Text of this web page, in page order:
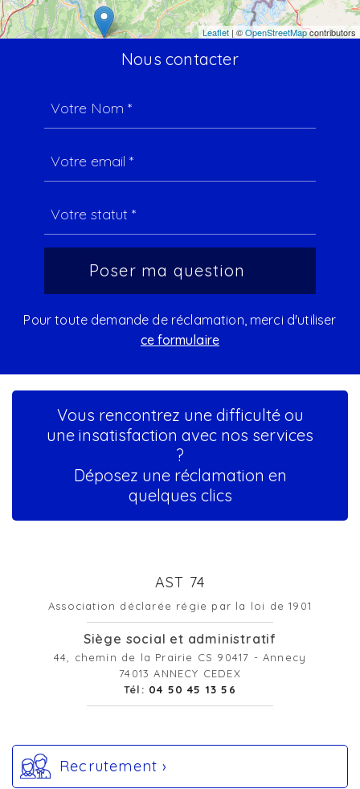
Leaflet | ©OpenStreetMapcontributors
Nous contacter
Pour toute demande de réclamation, merci d'utiliser
ce formulaire
Vous rencontrez une difficulté ou
une insatisfaction avec nos services
?
Déposez une réclamation en
quelques clics
AST 74
Association déclarée régie par la loi de 1901
Siège social et administratif
44, chemin de la Prairie CS 90417 - Annecy
74013 ANNECY CEDEX
Tél: 04 50 45 13 56
Recrutement ›